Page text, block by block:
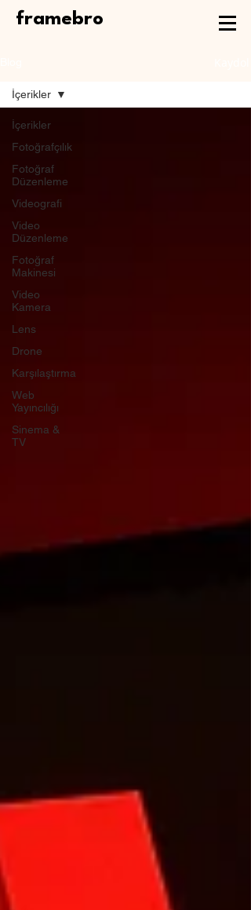
framebro
İçerikler
Fotoğrafçılık
Fotoğraf
Düzenleme
Videografi
Video
Düzenleme
Fotoğraf
Makinesi
Video
Kamera
Lens
Drone
Karşılaştırma
Web
Yayıncılığı
Sinema &
TV
İçerikler